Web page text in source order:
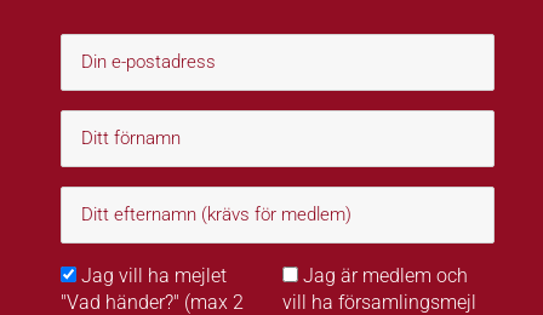
Jag vill ha mejlet
"Vad händer?" (max 2
Jag är medlem och
vill ha församlingsmejl